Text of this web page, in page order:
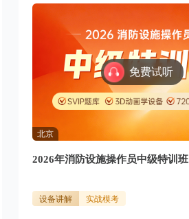
免费试听
北京
2026年消防设施操作员中级特训班
设备讲解 实战模考